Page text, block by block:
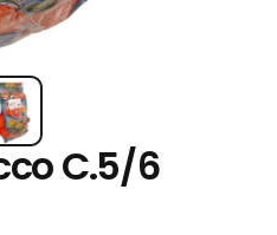
C.5/6